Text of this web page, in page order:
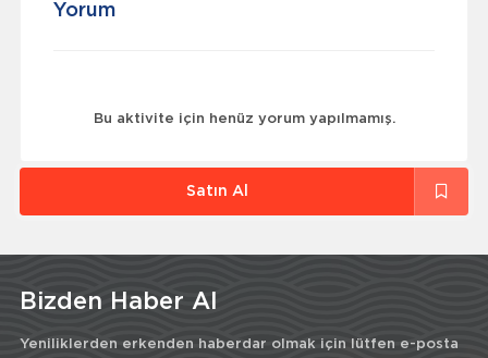
Yorum
Bu aktivite için henüz yorum yapılmamış.
Satın Al
Bizden Haber Al
Yeniliklerden erkenden haberdar olmak için lütfen e-posta